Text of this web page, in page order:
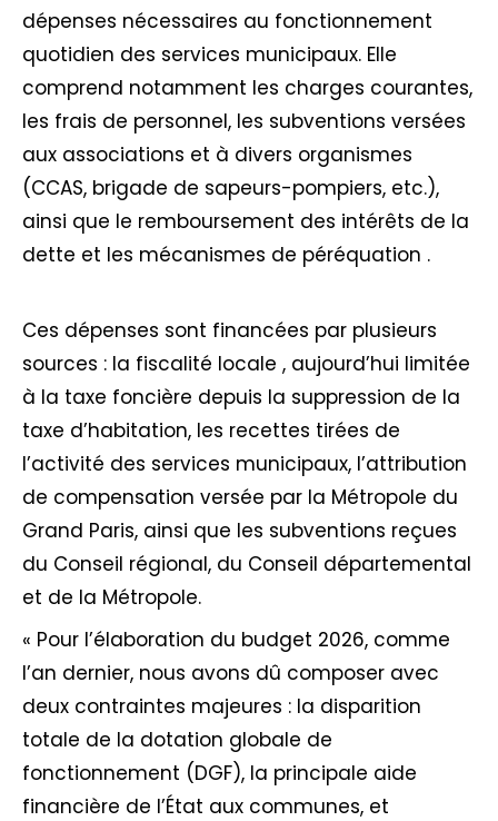
dépenses nécessaires au fonctionnement
quotidien des services municipaux. Elle
comprend notamment les charges courantes,
les frais de personnel, les subventions versées
aux associations et à divers organismes
(CCAS, brigade de sapeurs-pompiers, etc.),
ainsi que le remboursement des intérêts de la
dette et les mécanismes de péréquation .
Ces dépenses sont financées par plusieurs
sources : la fiscalité locale , aujourd’hui limitée
à la taxe foncière depuis la suppression de la
taxe d’habitation, les recettes tirées de
l’activité des services municipaux, l’attribution
de compensation versée par la Métropole du
Grand Paris, ainsi que les subventions reçues
du Conseil régional, du Conseil départemental
et de la Métropole.
« Pour l’élaboration du budget 2026, comme
l’an dernier, nous avons dû composer avec
deux contraintes majeures : la disparition
totale de la dotation globale de
fonctionnement (DGF), la principale aide
financière de l’État aux communes, et